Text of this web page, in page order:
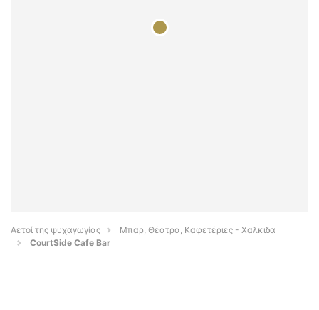
Αετοί της ψυχαγωγίας
Μπαρ, Θέατρα, Καφετέριες - Χαλκιδα
CourtSide Cafe Bar